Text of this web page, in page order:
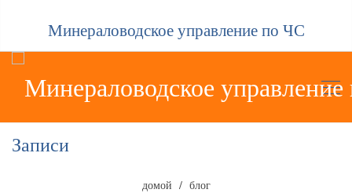
Минераловодское управление по ЧС
Записи
домой блог